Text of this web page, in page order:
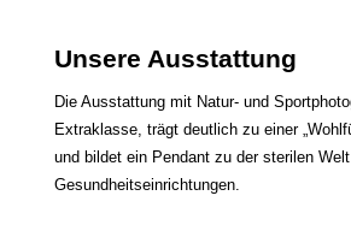
Unsere Ausstattung
Die Ausstattung mit Natur- und
Extraklasse, trägt deutlich zu einer
und bildet ein Pendant zu der sterilen
Gesundheitseinrichtungen.